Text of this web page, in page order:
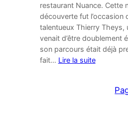
restaurant Nuance. Cette
découverte fut l’occasion
talentueux Thierry Theys,
venait d’être doublement
son parcours était déjà
fait… Lire la suite